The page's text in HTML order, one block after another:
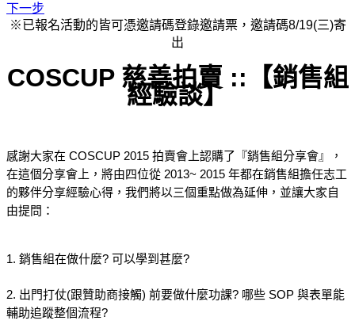
下一步
※已報名活動的皆可憑邀請碼登錄邀請票，邀請碼8/19(三)寄
出
COSCUP 慈善拍賣 ::【銷售組
經驗談】
感謝大家在 COSCUP 2015 拍賣會上認購了『銷售組分享會』，
在這個分享會上，將由四位從 2013~ 2015 年都在銷售組擔任志工
的夥伴分享經驗心得，我們將以三個重點做為延伸，並讓大家自
由提問：
1. 銷售組在做什麼? 可以學到甚麼?
2. 出門打仗(跟贊助商接觸) 前要做什麼功課? 哪些 SOP 與表單能
輔助追蹤整個流程?